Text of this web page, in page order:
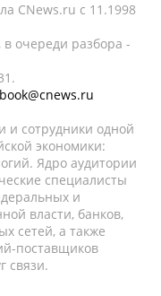
CNews.ru c 11.1998
очереди разбора -
book@cnews.ru
и сотрудники одной
экономики:
Ядро аудитории
специалисты
и
власти, банков,
сетей, а также
поставщиков
связи.